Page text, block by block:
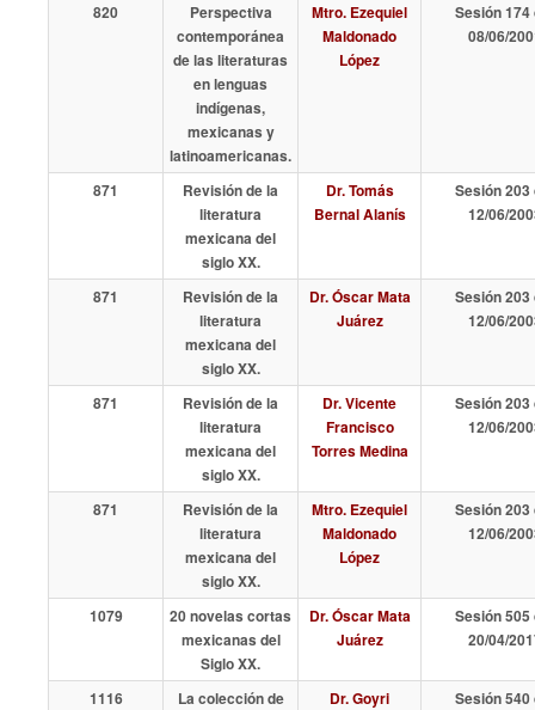
820
Perspectiva
contemporánea
de las literaturas
en lenguas
indígenas,
mexicanas y
latinoamericanas.
Mtro. Ezequiel
Maldonado
López
Sesión 174
08/06/
871
Revisión de la
literatura
mexicana del
siglo XX.
Dr. Tomás
Bernal Alanís
Sesión 203
12/06/
871
Revisión de la
literatura
mexicana del
siglo XX.
Dr. Óscar Mata
Juárez
Sesión 203
12/06/
871
Revisión de la
literatura
mexicana del
siglo XX.
Dr. Vicente
Francisco
Torres Medina
Sesión 203
12/06/
871
Revisión de la
literatura
mexicana del
siglo XX.
Mtro. Ezequiel
Maldonado
López
Sesión 203
12/06/
1079
20 novelas cortas
mexicanas del
Siglo XX.
Dr. Óscar Mata
Juárez
Sesión 505
20/04/
1116
La colección de
Dr. Goyri
Sesión 540